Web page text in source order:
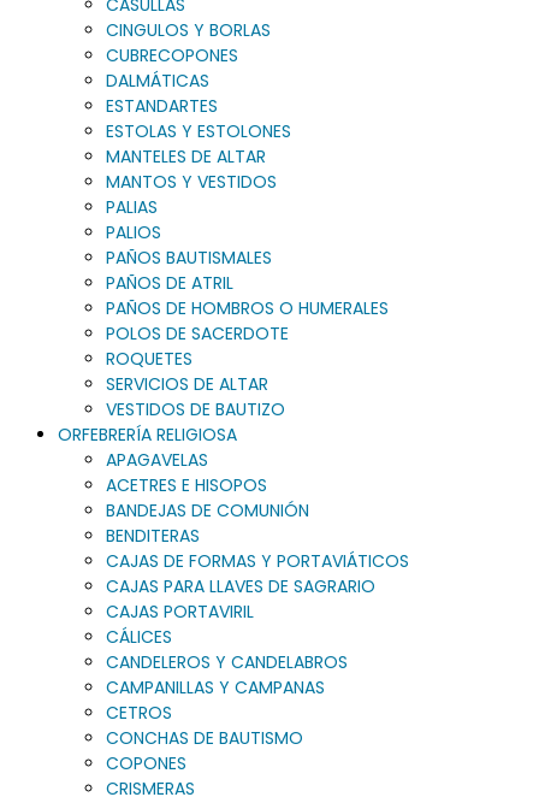
CASULLAS
CINGULOS Y BORLAS
CUBRECOPONES
DALMÁTICAS
ESTANDARTES
ESTOLAS Y ESTOLONES
MANTELES DE ALTAR
MANTOS Y VESTIDOS
PALIAS
PALIOS
PAÑOS BAUTISMALES
PAÑOS DE ATRIL
PAÑOS DE HOMBROS O HUMERALES
POLOS DE SACERDOTE
ROQUETES
SERVICIOS DE ALTAR
VESTIDOS DE BAUTIZO
ORFEBRERÍA RELIGIOSA
APAGAVELAS
ACETRES E HISOPOS
BANDEJAS DE COMUNIÓN
BENDITERAS
CAJAS DE FORMAS Y PORTAVIÁTICOS
CAJAS PARA LLAVES DE SAGRARIO
CAJAS PORTAVIRIL
CÁLICES
CANDELEROS Y CANDELABROS
CAMPANILLAS Y CAMPANAS
CETROS
CONCHAS DE BAUTISMO
COPONES
CRISMERAS